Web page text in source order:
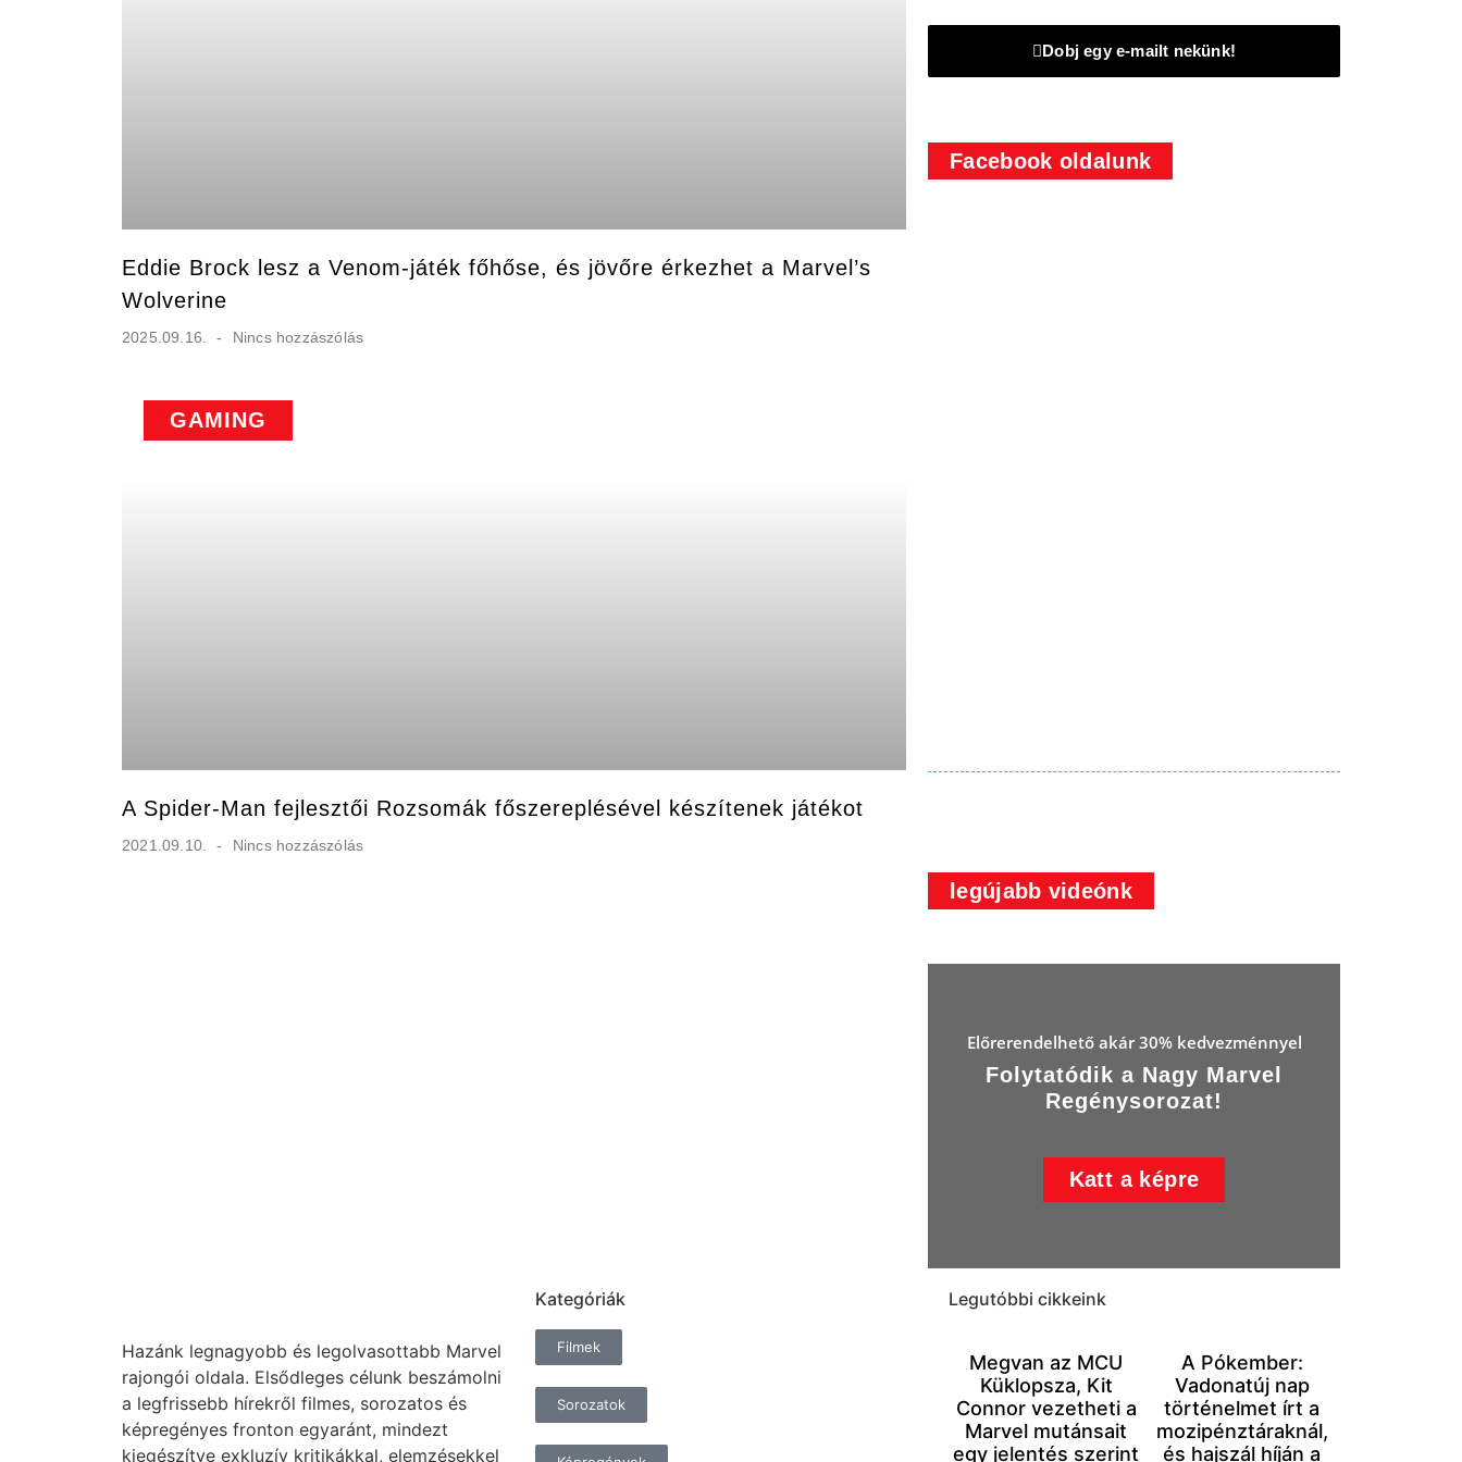
Eddie Brock lesz a Venom-játék főhőse, és jövőre érkezhet a Marvel’s
Wolverine
2025.09.16. Nincs hozzászólás
GAMING
A Spider-Man fejlesztői Rozsomák főszereplésével készítenek játékot
2021.09.10. Nincs hozzászólás
Dobj egy e-mailt nekünk!
Facebook oldalunk
legújabb videónk
Előrerendelhető akár 30% kedvezménnyel
Folytatódik a Nagy Marvel
Regénysorozat!
Katt a képre
Hazánk legnagyobb és legolvasottabb Marvel
rajongói oldala. Elsődleges célunk beszámolni
a legfrissebb hírekről filmes, sorozatos és
képregényes fronton egyaránt, mindezt
kiegészítve exkluzív kritikákkal, elemzésekkel
Kategóriák
Filmek
Sorozatok
Legutóbbi cikkeink
Megvan az MCU
Küklopsza, Kit
Connor vezetheti a
Marvel mutánsait
egy jelentés szerint
A Pókember:
Vadonatúj nap
történelmet írt a
mozipénztáraknál,
és hajszál híján a